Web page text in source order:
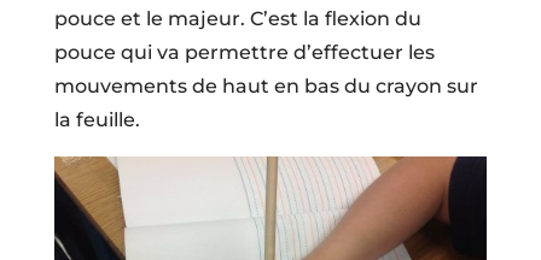
pouce et le majeur. C’est la flexion du
pouce qui va permettre d’effectuer les
mouvements de haut en bas du crayon sur
la feuille.